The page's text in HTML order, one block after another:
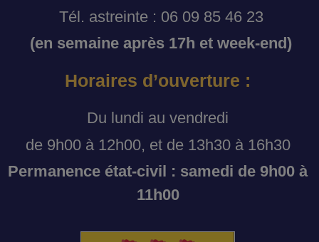
Tél. astreinte : 06 09 85 46 23
(en semaine après 17h et week-end)
Horaires d’ouverture :
Du lundi au vendredi
de 9h00 à 12h00, et de 13h30 à 16h30
Permanence état-civil : samedi de 9h00 à
11h00